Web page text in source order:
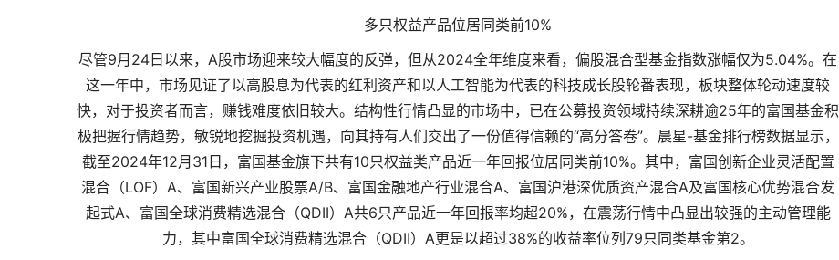
多只权益产品位居同类前10%
尽管9月24日以来，A股市场迎来较大幅度的反弹，但从2024全年维度来看，偏股混合型基金指数涨幅仅为5.04%。在
这一年中，市场见证了以高股息为代表的红利资产和以人工智能为代表的科技成长股轮番表现，板块整体轮动速度较
快，对于投资者而言，赚钱难度依旧较大。结构性行情凸显的市场中，已在公募投资领域持续深耕逾25年的富国基金积
极把握行情趋势，敏锐地挖掘投资机遇，向其持有人们交出了一份值得信赖的“高分答卷”。晨星-基金排行榜数据显示，
截至2024年12月31日，富国基金旗下共有10只权益类产品近一年回报位居同类前10%。其中，富国创新企业灵活配置
混合（LOF）A、富国新兴产业股票A/B、富国金融地产行业混合A、富国沪港深优质资产混合A及富国核心优势混合发
起式A、富国全球消费精选混合（QDII）A共6只产品近一年回报率均超20%，在震荡行情中凸显出较强的主动管理能
力，其中富国全球消费精选混合（QDII）A更是以超过38%的收益率位列79只同类基金第2。